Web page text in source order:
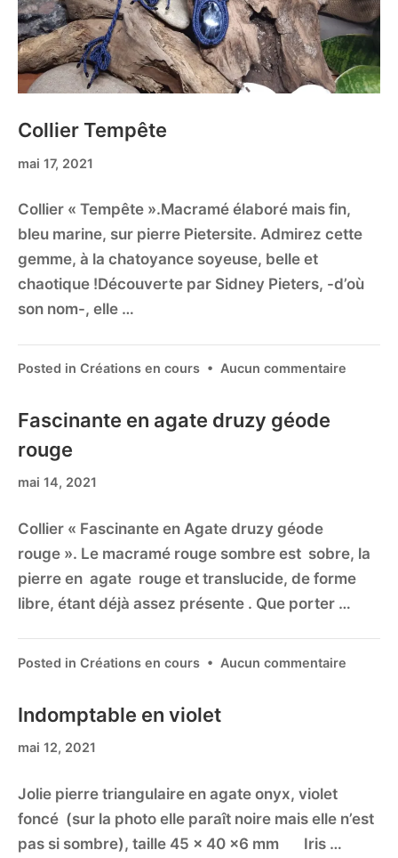
Collier Tempête
mai 17, 2021
Collier « Tempête ».Macramé élaboré mais fin,
bleu marine, sur pierre Pietersite. Admirez cette
gemme, à la chatoyance soyeuse, belle et
chaotique !Découverte par Sidney Pieters, -d’où
son nom-, elle …
Posted in Créations en cours • Aucun commentaire
Fascinante en agate druzy géode
rouge
mai 14, 2021
Collier « Fascinante en Agate druzy géode
rouge ». Le macramé rouge sombre est sobre, la
pierre en agate rouge et translucide, de forme
libre, étant déjà assez présente . Que porter …
Posted in Créations en cours • Aucun commentaire
Indomptable en violet
mai 12, 2021
Jolie pierre triangulaire en agate onyx, violet
foncé (sur la photo elle paraît noire mais elle n’est
pas si sombre), taille 45 x 40 x6 mm Iris …